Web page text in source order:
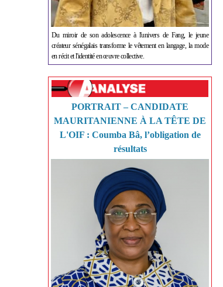
Du miroir de son adolescence à l'univers de Fang, le jeune
créateur sénégalais transforme le vêtement en langage, la mode
en récit et l'identité en œuvre collective.
PORTRAIT – CANDIDATE
MAURITANIENNE À LA TÊTE DE
L'OIF : Coumba Bâ, l’obligation de
résultats